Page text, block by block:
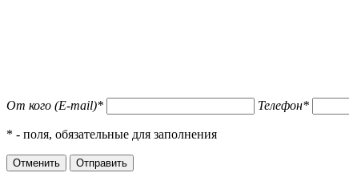
От кого (E-mail)* Телефон*
* - поля, обязательные для заполнения